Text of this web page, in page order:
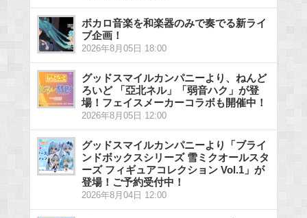
ボカロ音楽を和楽器のみで奏でる新ライ
ブ企画！
2026年8月05日 18:00
グッドスマイルカンパニーより、ねんど
ろいど 「亞北ネル」「弱音ハク」が登
場！フェイスメーカーコラボも開催中！
2026年8月05日 12:00
グッドスマイルカンパニーより「ブライ
ンドボックスシリーズ 雪ミクオールスタ
ーズ フィギュアコレクション Vol.1」が
登場！ご予約受付中！
2026年8月04日 12:00